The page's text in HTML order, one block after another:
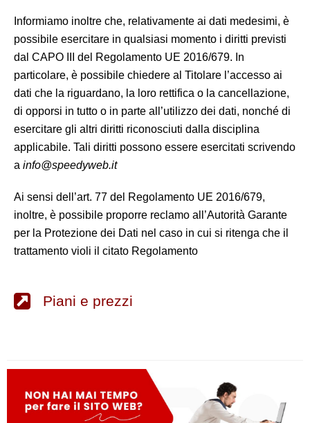
Informiamo inoltre che, relativamente ai dati medesimi, è
possibile esercitare in qualsiasi momento i diritti previsti
dal CAPO III del Regolamento UE 2016/679. In
particolare, è possibile chiedere al Titolare l’accesso ai
dati che la riguardano, la loro rettifica o la cancellazione,
di opporsi in tutto o in parte all’utilizzo dei dati, nonché di
esercitare gli altri diritti riconosciuti dalla disciplina
applicabile. Tali diritti possono essere esercitati scrivendo
a info@speedyweb.it
Ai sensi dell’art. 77 del Regolamento UE 2016/679,
inoltre, è possibile proporre reclamo all’Autorità Garante
per la Protezione dei Dati nel caso in cui si ritenga che il
trattamento violi il citato Regolamento
Piani e prezzi